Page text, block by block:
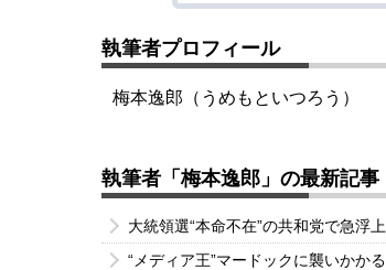
執筆者プロフィール
梅本逸郎（うめもといつろう）
執筆者「梅本逸郎」の最新記事
大統領選“本命不在”の共和党で急浮
“メディア王”マードックに襲いかか